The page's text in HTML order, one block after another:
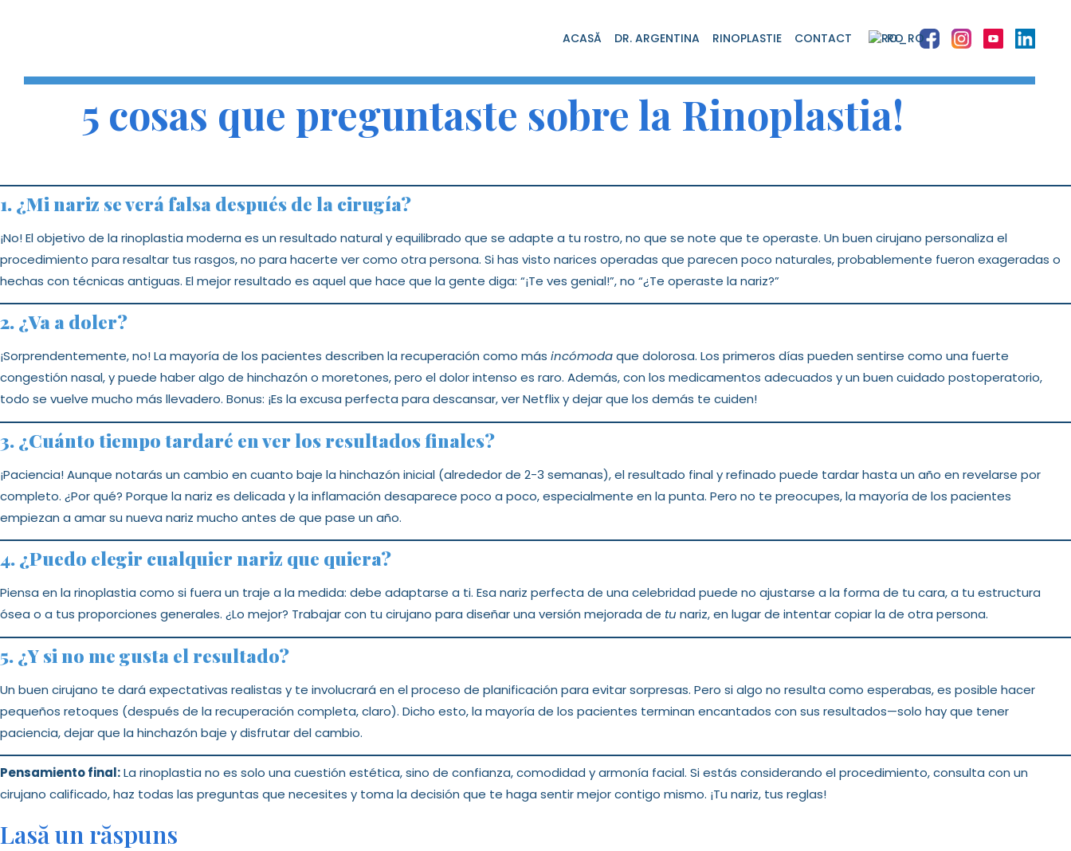
ACASĂ DR. ARGENTINA RINOPLASTIE CONTACT RO
5 cosas que preguntaste sobre la Rinoplastia!
1. ¿Mi nariz se verá falsa después de la cirugía?
¡No! El objetivo de la rinoplastia moderna es un resultado natural y equilibrado que se adapte a tu rostro, no que se note que te operaste. Un buen cirujano personaliza el
procedimiento para resaltar tus rasgos, no para hacerte ver como otra persona. Si has visto narices operadas que parecen poco naturales, probablemente fueron exageradas o
hechas con técnicas antiguas. El mejor resultado es aquel que hace que la gente diga: “¡Te ves genial!”, no “¿Te operaste la nariz?”
2. ¿Va a doler?
¡Sorprendentemente, no! La mayoría de los pacientes describen la recuperación como más incómodaque dolorosa. Los primeros días pueden sentirse como una fuerte
congestión nasal, y puede haber algo de hinchazón o moretones, pero el dolor intenso es raro. Además, con los medicamentos adecuados y un buen cuidado postoperatorio,
todo se vuelve mucho más llevadero. Bonus: ¡Es la excusa perfecta para descansar, ver Netflix y dejar que los demás te cuiden!
3. ¿Cuánto tiempo tardaré en ver los resultados finales?
¡Paciencia! Aunque notarás un cambio en cuanto baje la hinchazón inicial (alrededor de 2-3 semanas), el resultado final y refinado puede tardar hasta un año en revelarse por
completo. ¿Por qué? Porque la nariz es delicada y la inflamación desaparece poco a poco, especialmente en la punta. Pero no te preocupes, la mayoría de los pacientes
empiezan a amar su nueva nariz mucho antes de que pase un año.
4. ¿Puedo elegir cualquier nariz que quiera?
Piensa en la rinoplastia como si fuera un traje a la medida: debe adaptarse a ti. Esa nariz perfecta de una celebridad puede no ajustarse a la forma de tu cara, a tu estructura
ósea o a tus proporciones generales. ¿Lo mejor? Trabajar con tu cirujano para diseñar una versión mejorada de tu nariz, en lugar de intentar copiar la de otra persona.
5. ¿Y si no me gusta el resultado?
Un buen cirujano te dará expectativas realistas y te involucrará en el proceso de planificación para evitar sorpresas. Pero si algo no resulta como esperabas, es posible hacer
pequeños retoques (después de la recuperación completa, claro). Dicho esto, la mayoría de los pacientes terminan encantados con sus resultados—solo hay que tener
paciencia, dejar que la hinchazón baje y disfrutar del cambio.
Pensamiento final:La rinoplastia no es solo una cuestión estética, sino de confianza, comodidad y armonía facial. Si estás considerando el procedimiento, consulta con un
cirujano calificado, haz todas las preguntas que necesites y toma la decisión que te haga sentir mejor contigo mismo. ¡Tu nariz, tus reglas!
Lasă un răspuns